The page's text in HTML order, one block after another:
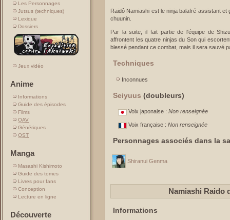
Les Personnages
Jutsus (techniques)
Lexique
Dossiers
Jeux vidéo
Anime
Informations
Guide des épisodes
Films
OAV
Génériques
OST
Manga
Masashi Kishimoto
Guide des tomes
Livres pour fans
Conception
Lecture en ligne
Découverte
Raidô Namiashi est le ninja balafré assistant
chuunin.
Par la suite, il fait partie de l'équipe de
affrontent les quatre ninjas du Son qui
blessé pendant ce combat, mais il sera sauvé
Techniques
Inconnues
Seiyuus (doubleurs)
Voix japonaise : Non renseignée
Voix française : Non renseignée
Personnages associés dans la
Shiranui Genma
Namiashi Raido
Informations